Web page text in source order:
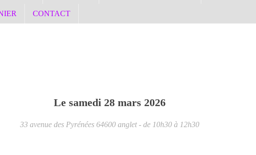
CONTACT
Le samedi 28 mars 2026
33 avenue des Pyrénées 64600 anglet - de 10h30 à 12h30